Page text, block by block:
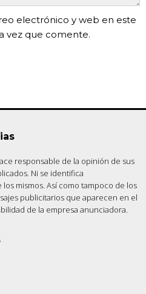
electrónico y web en este
vez que comente.
responsable de la opinión de sus
Ni se identifica
mismos. Así como tampoco de los
publicitarios que aparecen en el
de la empresa anunciadora.